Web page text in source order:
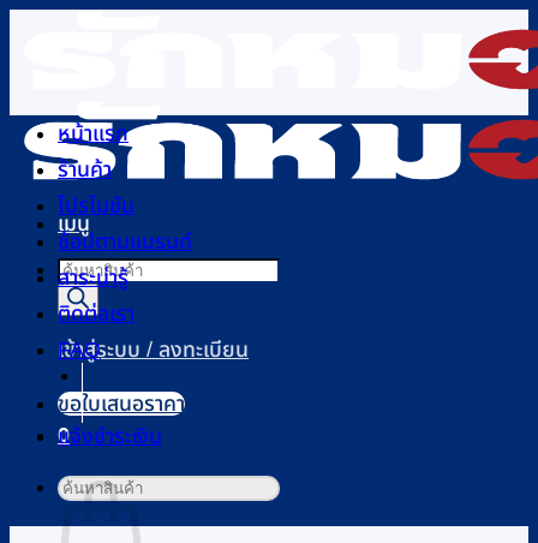
เนื้อหา
เมนู
Products
search
เข้าสู่ระบบ / ลงทะเบียน
0
หน้าแรก
ร้านค้า
โปรโมชัน
ช้อปตามแบรนด์
สาระน่ารู้
ติดต่อเรา
FAQ
ขอใบเสนอราคา
แจ้งชำระเงิน
ค้นหา: